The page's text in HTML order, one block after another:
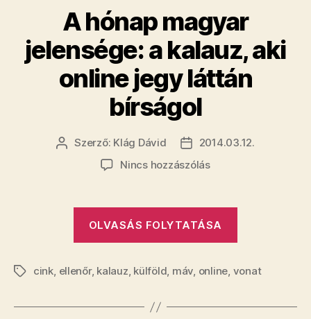
A hónap magyar
jelensége: a kalauz, aki
online jegy láttán
bírságol
Bejegyzés
szerzője
Szerző: Klág Dávid
Bejegyzés
dátuma
2014.03.12.
Nincs hozzászólása(z)
magyar
jelensége:
a
aki
OLVASÁS FOLYTATÁSA
jelensége:
kalauz,
Címkék
cink, ellenőr, kalauz, külföld, máv, online, vonat